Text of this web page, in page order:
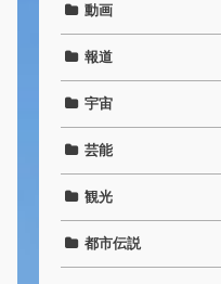
動画
報道
宇宙
芸能
観光
都市伝説